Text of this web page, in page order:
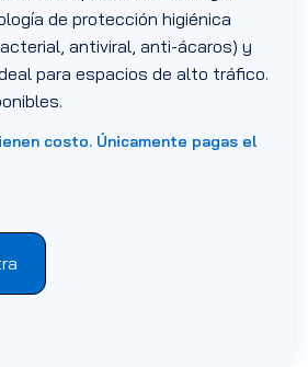
de protección higiénica
antiviral, anti-ácaros) y
para espacios de alto tráfico.
costo. Únicamente pagas el